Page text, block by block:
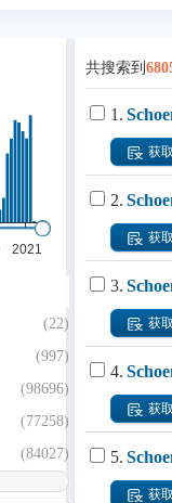
(22)
(997)
(98696)
(77258)
(84027)
共搜索到
1.
获
2.
获
3.
获
4.
获
5.
获